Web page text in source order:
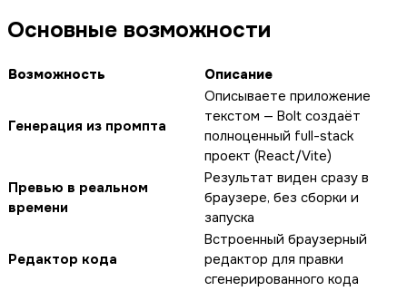
Основные возможности
Возможность Описание
Генерация из промпта
Описываете приложение
текстом — Bolt создаёт
полноценный full-stack
проект (React/Vite)
Превью в реальном
времени
Результат виден сразу в
браузере, без сборки и
запуска
Редактор кода
Встроенный браузерный
редактор для правки
сгенерированного кода